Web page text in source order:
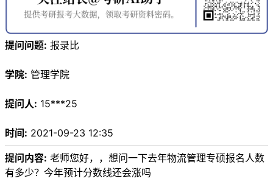
提问问题: 报录比
学院: 管理学院
提问人: 15***25
时间: 2021-09-23 12:35
提问内容: 老师您好，，想问一下去年物流管理专硕报名人数
有多少？今年预计分数线还会涨吗